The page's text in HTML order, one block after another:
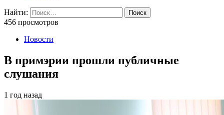
Найти:
456 просмотров
Новости
В примэрии прошли публичные
слушания
1 год назад